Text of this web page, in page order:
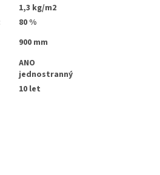
1,3 kg/m2
80 %
900 mm
ANO
jednostranný
10 let